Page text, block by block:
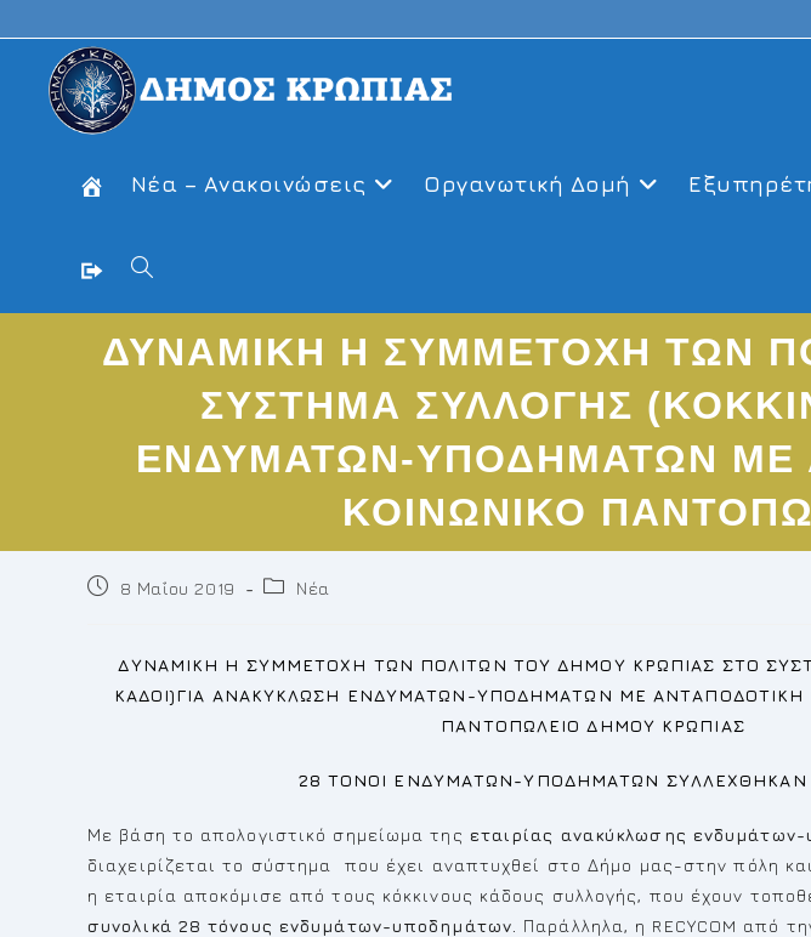
to
content
Νέα – Ανακοινώσεις Οργανωτική Δομή
Toggle
website
ΔΥΝΑΜΙΚΗ Η ΣΥΜΜΕΤΟΧΗ ΤΩΝ
ΣΥΣΤΗΜΑ ΣΥΛΛΟΓΗΣ
ΕΝΔΥΜΑΤΩΝ-ΥΠΟΔΗΜΑΤΩΝ ΜΕ
ΚΟΙΝΩΝΙΚΟ
Post8 Μαΐου 2019
PostΝέα
ΔΥΝΑΜΙΚΗ Η ΣΥΜΜΕΤΟΧΗ ΤΩΝ ΠΟΛΙΤΩΝ ΤΟΥ ΔΗΜΟΥ ΚΡΩΠΙΑΣ ΣΤΟ
ΚΑΔΟΙ)ΓΙΑ ΑΝΑΚΥΚΛΩΣΗ ΕΝΔΥΜΑΤΩΝ-ΥΠΟΔΗΜΑΤΩΝ ΜΕ ΑΝΤΑΠΟΔΟΤΙΚΗ
ΠΑΝΤΟΠΩΛΕΙΟ ΔΗΜΟΥ ΚΡΩΠΙΑΣ
28 ΤΟΝΟΙ ΕΝΔΥΜΑΤΩΝ-ΥΠΟΔΗΜΑΤΩΝ ΣΥΛΛΕΧΘΗΚΑΝ
Με βάση το απολογιστικό σημείωμα της εταιρίας ανακύκλωσης
διαχειρίζεται το σύστημα που έχει αναπτυχθεί στο Δήμο μας-στην πόλη
η εταιρία αποκόμισε από τους κόκκινους κάδους συλλογής, που έχουν
συνολικά 28 τόνους ενδυμάτων-υποδημάτων. Παράλληλα, η RECYCOM από